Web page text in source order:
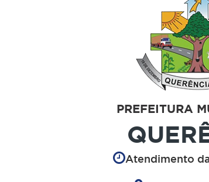
PREFEITURA
Atendimento